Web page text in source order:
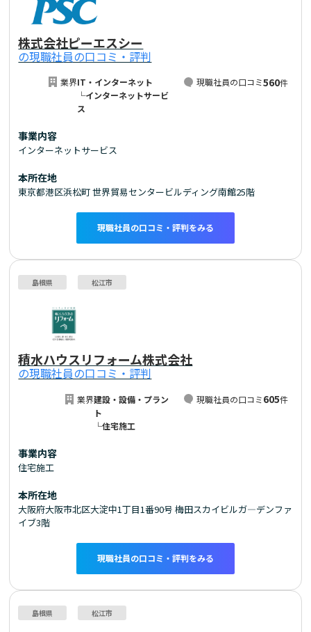
株式会社ピーエスシー
の現職社員の口コミ・評判
業界IT・インターネット
└インターネットサービ
ス
現職社員の口コミ560件
事業内容
インターネットサービス
本所在地
東京都港区浜松町 世界貿易センタービルディング南館25階
現職社員の口コミ・評判をみる
島根県 松江市
積水ハウスリフォーム株式会社
の現職社員の口コミ・評判
業界建設・設備・プラン
ト
└住宅施工
現職社員の口コミ605件
事業内容
住宅施工
本所在地
大阪府大阪市北区大淀中1丁目1番90号 梅田スカイビルガ―デンファ
イブ3階
現職社員の口コミ・評判をみる
島根県 松江市